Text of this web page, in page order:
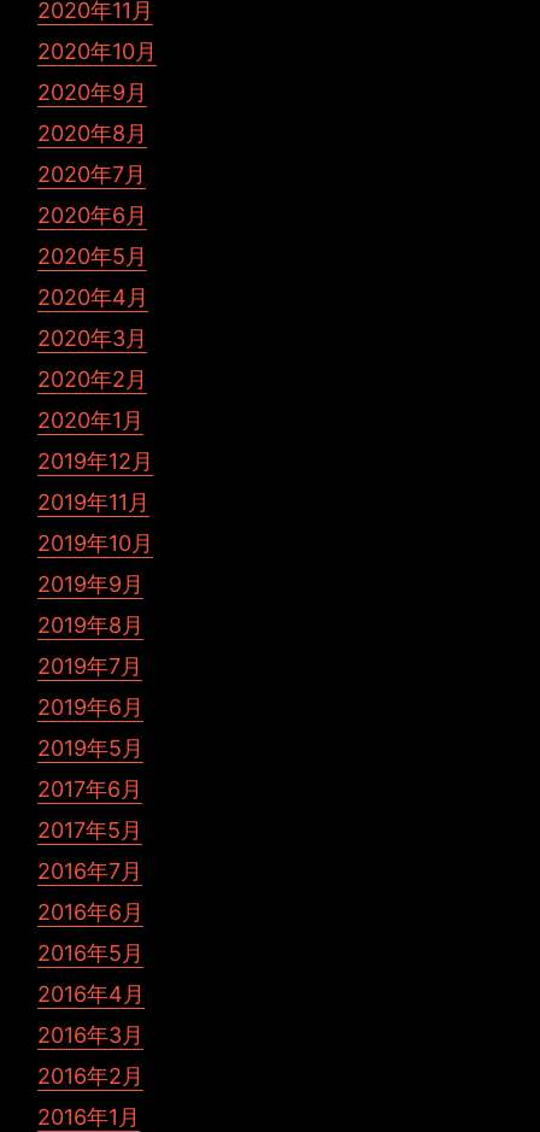
2020年11月
2020年10月
2020年9月
2020年8月
2020年7月
2020年6月
2020年5月
2020年4月
2020年3月
2020年2月
2020年1月
2019年12月
2019年11月
2019年10月
2019年9月
2019年8月
2019年7月
2019年6月
2019年5月
2017年6月
2017年5月
2016年7月
2016年6月
2016年5月
2016年4月
2016年3月
2016年2月
2016年1月